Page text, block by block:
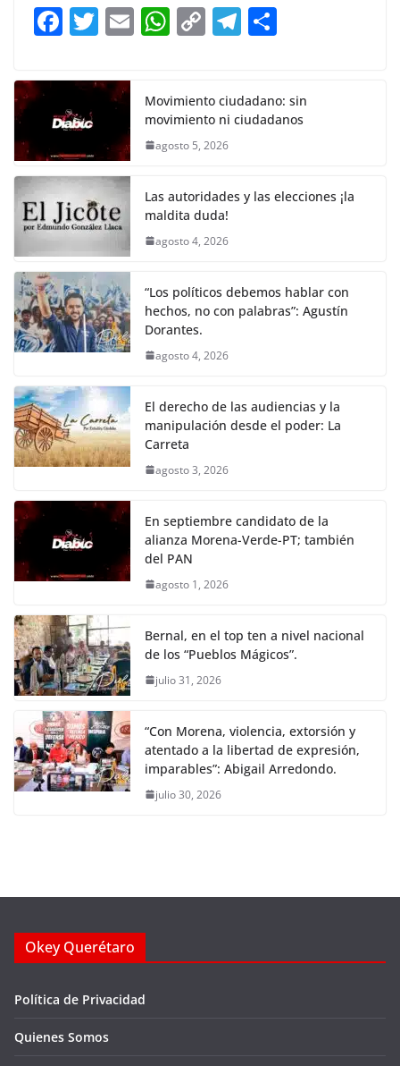
o
k
p n m
F
c
e
b
o
o
k
T
itt
er
E W
s
A
p
C
y
Li
k
T
gr
a
e
Movimiento ciudadano: sin
movimiento ni ciudadanos
agosto 5, 2026
Las autoridades y las elecciones ¡la
maldita duda!
agosto 4, 2026
“Los políticos debemos hablar con
hechos, no con palabras”: Agustín
Dorantes.
agosto 4, 2026
El derecho de las audiencias y la
manipulación desde el poder: La
Carreta
agosto 3, 2026
En septiembre candidato de la
alianza Morena-Verde-PT; también
del PAN
agosto 1, 2026
Bernal, en el top ten a nivel nacional
de los “Pueblos Mágicos”.
julio 31, 2026
“Con Morena, violencia, extorsión y
atentado a la libertad de expresión,
imparables”: Abigail Arredondo.
julio 30, 2026
Okey Querétaro
Política de Privacidad
Quienes Somos